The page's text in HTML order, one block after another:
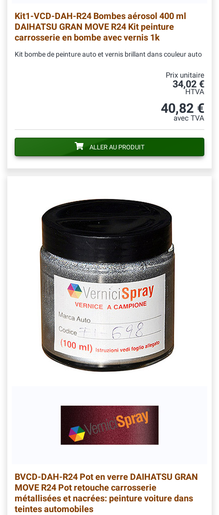
Kit1-VCD-DAH-R24 Bombes aérosol 400 ml
DAIHATSU GRAN MOVE R24 Kit peinture
carrosserie en bombe avec vernis 1k
Kit bombe de peinture auto et vernis brillant dans couleur auto
Prix unitaire
34,02 €
HTVA
40,82 €
avec TVA
ALLER AU PRODUIT
BVCD-DAH-R24 Pot en verre DAIHATSU GRAN
MOVE R24 Pot retouche carrosserie
métallisées et nacrées: peinture voiture dans
teintes automobiles